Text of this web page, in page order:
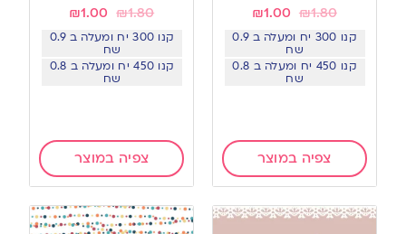
₪1.80
₪1.00
קנו 300 יח ומעלה ב 0.9
שח
קנו 450 יח ומעלה ב 0.8
שח
צפיה במוצר
₪1.80
₪1.00
קנו 300 יח ומעלה ב 0.9
שח
קנו 450 יח ומעלה ב 0.8
שח
צפיה במוצר